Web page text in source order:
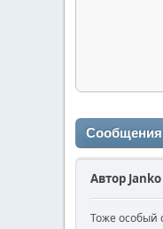
Сообщения
Автор Janko
Тоже особый